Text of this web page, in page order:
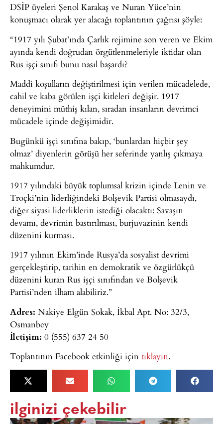
DSİP üyeleri Şenol Karakaş ve Nuran Yüce’nin
konuşmacı olarak yer alacağı toplantının çağrısı şöyle:
“1917 yılı Şubat’ında Çarlık rejimine son veren ve Ekim
ayında kendi doğrudan örgütlenmeleriyle iktidar olan
Rus işçi sınıfı bunu nasıl başardı?
Maddi koşulların değiştirilmesi için verilen mücadelede,
cahil ve kaba görülen işçi kitleleri değişir. 1917
deneyimini müthiş kılan, sıradan insanların devrimci
mücadele içinde değişimidir.
Bugünkü işçi sınıfına bakıp, ‘bunlardan hiçbir şey
olmaz’ diyenlerin görüşü her seferinde yanlış çıkmaya
mahkumdur.
1917 yılındaki büyük toplumsal krizin içinde Lenin ve
Troçki’nin liderliğindeki Bolşevik Partisi olmasaydı,
diğer siyasi liderliklerin istediği olacaktı: Savaşın
devamı, devrimin bastırılması, burjuvazinin kendi
düzenini kurması.
1917 yılının Ekim’inde Rusya’da sosyalist devrimi
gerçekleştirip, tarihin en demokratik ve özgürlükçü
düzenini kuran Rus işçi sınıfından ve Bolşevik
Partisi’nden ilham alabiliriz.”
Adres: Nakiye Elgün Sokak, İkbal Apt. No: 32/3,
Osmanbey
İletişim: 0 (555) 637 24 50
Toplantının Facebook etkinliği için tıklayın.
ilginizi çekebilir